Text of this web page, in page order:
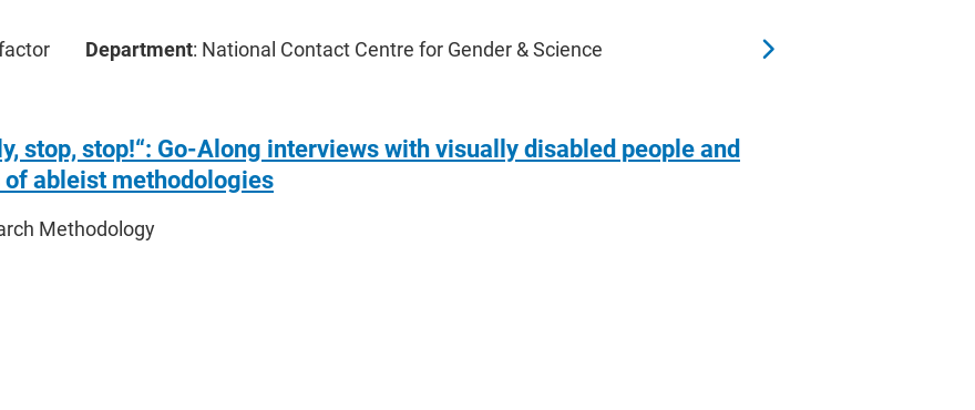
Department: National Contact Centre for Gender & Science
stop, stop!“: Go-Along interviews with visually disabled people and
ableist methodologies
Methodology